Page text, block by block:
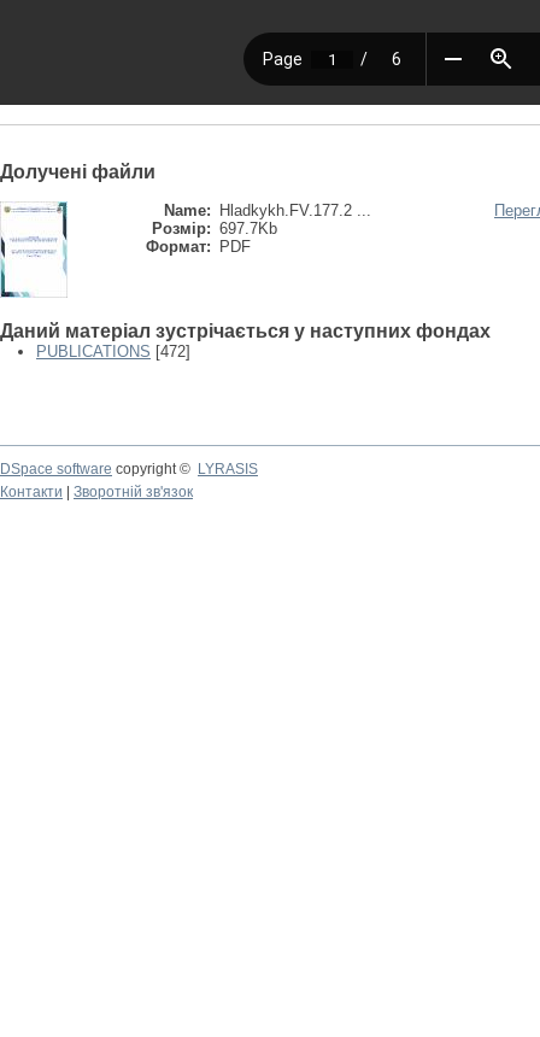
Долучені файли
Name:
Hladkykh.FV.177.2 ...
Розмір: 697.7Kb
Формат:
PDF
Даний матеріал зустрічається у наступних фондах
PUBLICATIONS [472]
DSpace software copyright © LYRASIS
Контакти
Зворотній зв'язок